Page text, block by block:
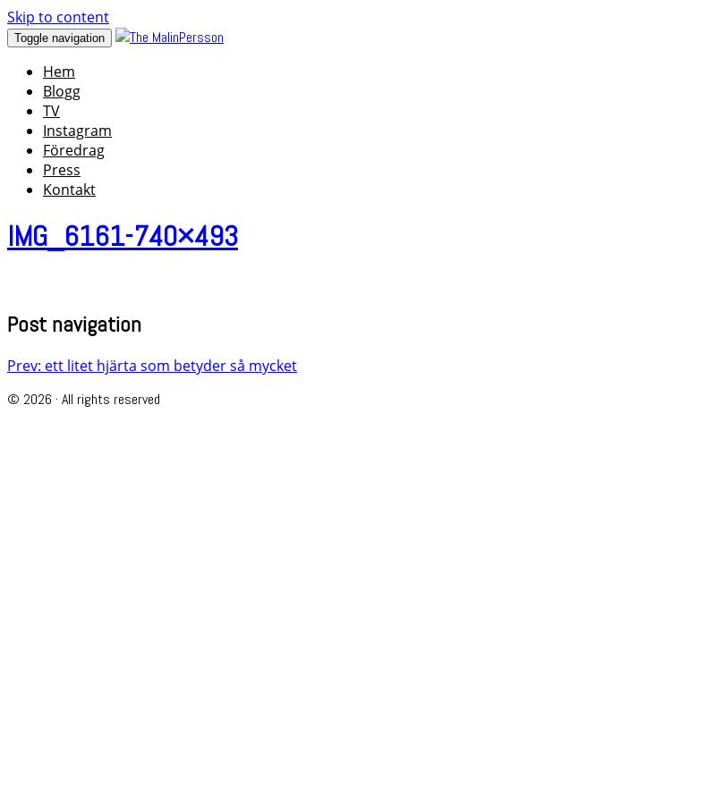
Skip to content
Toggle navigation
Hem
Blogg
TV
Instagram
Föredrag
Press
Kontakt
IMG_6161-740×493
Post navigation
Prev: ett litet hjärta som betyder så mycket
© 2026 · All rights reserved